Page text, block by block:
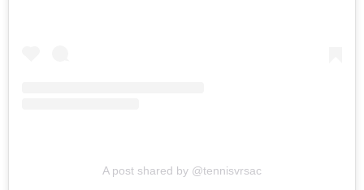
A post shared by @tennisvrsac